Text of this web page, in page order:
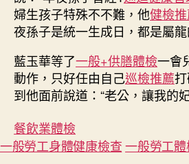
婦生孩子特殊不不難，他健檢
夜孫子是統一生成日，都是屬龍
藍玉華等了一般+供膳體檢一會
動作，只好任由自己巡檢推薦
到他面前說道：“老公，讓我的
餐飲業體檢
一般勞工身體健康檢查一般勞工